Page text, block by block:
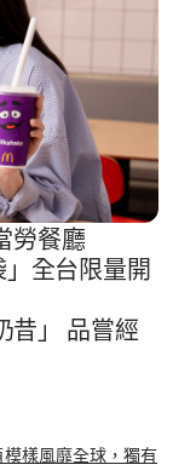
勞餐廳
全台限量開
昔」 品嘗經
樣風靡全球，獨有